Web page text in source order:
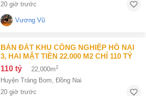
20 giờ trước
Vương Vũ
BÁN ĐẤT KHU CÔNG NGHIỆP HỐ NAI
3, HAI MẶT TIỀN 22.000 M2 CHỈ 110 TỶ
110 tỷ 22,000m2
Huyện Trảng Bom Đồng Nai
20 giờ trước